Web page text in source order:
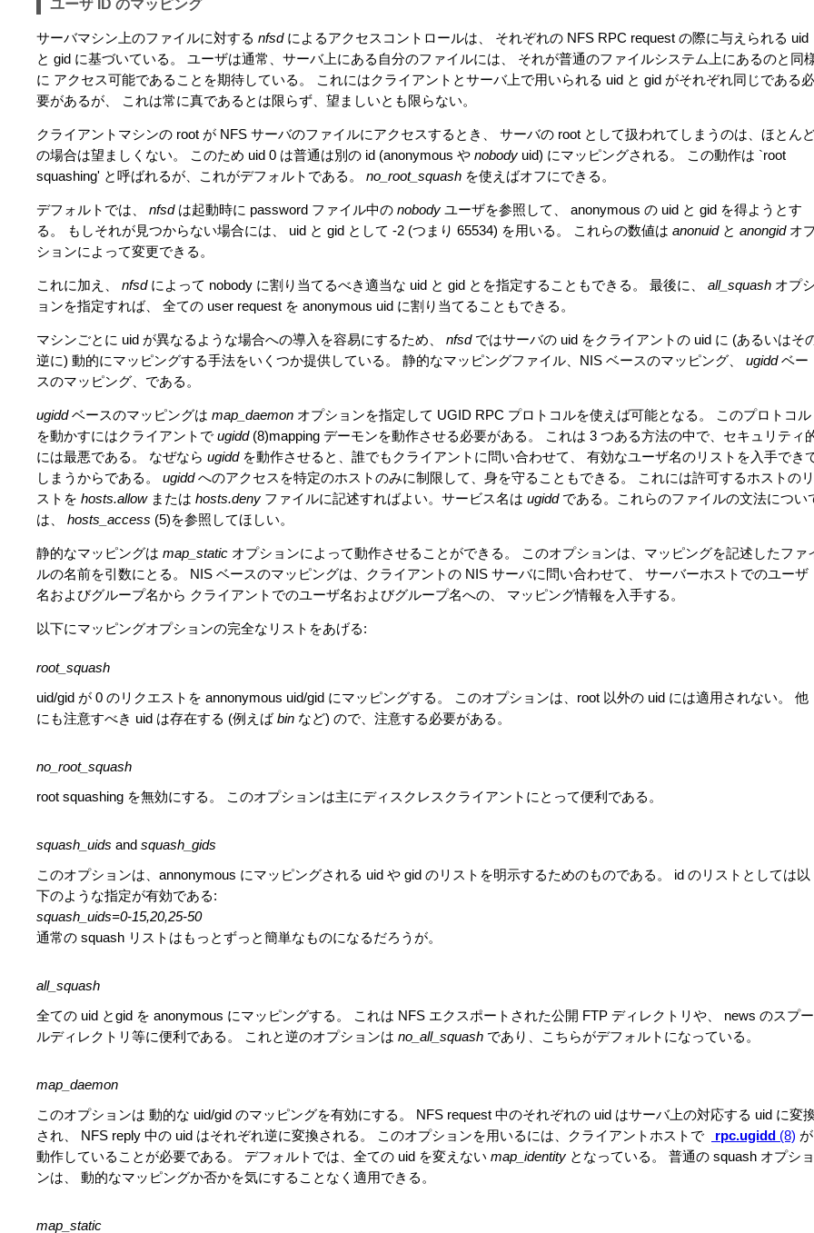
ユーザ ID のマッピング
サーバマシン上のファイルに対する nfsdによるアクセスコントロールは、 それぞれの NFS RPC request の際に与えられる uid
と gid に基づいている。 ユーザは通常、サーバ上にある自分のファイルには、 それが普通のファイルシステム上にあるのと同
に アクセス可能であることを期待している。 これにはクライアントとサーバ上で用いられる uid と gid がそれぞれ同じである必
要があるが、 これは常に真であるとは限らず、望ましいとも限らない。
クライアントマシンの root が NFS サーバのファイルにアクセスするとき、 サーバの root として扱われてしまうのは、ほとん
の場合は望ましくない。 このため uid 0 は普通は別の id (anonymous や nobody uid) にマッピングされる。 この動作は `root
squashing' と呼ばれるが、これがデフォルトである。 no_root_squash を使えばオフにできる。
デフォルトでは、 nfsdは起動時に password ファイル中の nobody ユーザを参照して、 anonymous の uid と gid を得ようとす
る。 もしそれが見つからない場合には、 uid と gid として -2 (つまり 65534) を用いる。 これらの数値は anonuidと anongidオ
ションによって変更できる。
これに加え、 nfsdによって nobody に割り当てるべき適当な uid と gid とを指定することもできる。 最後に、 all_squash オプシ
ョンを指定すれば、 全ての user request を anonymous uid に割り当てることもできる。
マシンごとに uid が異なるような場合への導入を容易にするため、 nfsdではサーバの uid をクライアントの uid に (あるいはそ
逆に) 動的にマッピングする手法をいくつか提供している。 静的なマッピングファイル、NIS ベースのマッピング、 ugiddベー
スのマッピング、である。
ugiddベースのマッピングは map_daemon オプションを指定して UGID RPC プロトコルを使えば可能となる。 このプロトコル
を動かすにはクライアントで ugidd(8)mapping デーモンを動作させる必要がある。 これは 3 つある方法の中で、セキュリティ
には最悪である。 なぜなら ugiddを動作させると、誰でもクライアントに問い合わせて、 有効なユーザ名のリストを入手でき
しまうからである。 ugiddへのアクセスを特定のホストのみに制限して、身を守ることもできる。 これには許可するホストのリ
ストを hosts.allowまたは hosts.deny ファイルに記述すればよい。サービス名は ugiddである。これらのファイルの文法につい
は、 hosts_access (5)を参照してほしい。
静的なマッピングは map_static オプションによって動作させることができる。 このオプションは、マッピングを記述したファ
ルの名前を引数にとる。 NIS ベースのマッピングは、クライアントの NIS サーバに問い合わせて、 サーバーホストでのユーザ
名およびグループ名から クライアントでのユーザ名およびグループ名への、 マッピング情報を入手する。
以下にマッピングオプションの完全なリストをあげる:
root_squash
uid/gid が 0 のリクエストを annonymous uid/gid にマッピングする。 このオプションは、root 以外の uid には適用されない。 他
にも注意すべき uid は存在する (例えばbin など) ので、注意する必要がある。
no_root_squash
root squashing を無効にする。 このオプションは主にディスクレスクライアントにとって便利である。
squash_uids and squash_gids
このオプションは、annonymous にマッピングされる uid や gid のリストを明示するためのものである。 id のリストとしては以
下のような指定が有効である:
squash_uids=0-15,20,25-50
通常の squash リストはもっとずっと簡単なものになるだろうが。
all_squash
全ての uid とgid を anonymous にマッピングする。 これは NFS エクスポートされた公開 FTP ディレクトリや、 news のスプー
ルディレクトリ等に便利である。 これと逆のオプションは no_all_squash であり、こちらがデフォルトになっている。
map_daemon
このオプションは 動的な uid/gid のマッピングを有効にする。 NFS request 中のそれぞれの uid はサーバ上の対応する uid に変
され、 NFS reply 中の uid はそれぞれ逆に変換される。 このオプションを用いるには、クライアントホストで
rpc.ugidd (8) が
動作していることが必要である。 デフォルトでは、全ての uid を変えない map_identity となっている。 普通の squash オプショ
ンは、 動的なマッピングか否かを気にすることなく適用できる。
map_static